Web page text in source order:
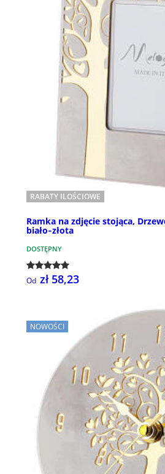
RABATY ILOŚCIOWE
Ramka na zdjęcie stojąca,
biało‑złota
DOSTĘPNY
Od zł 58,23
NOWOŚCI